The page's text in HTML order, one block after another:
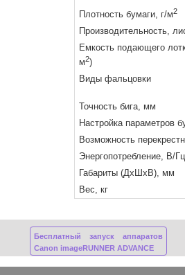
Плотность бумаги, г/м2
Производительность,
Емкость подающего
м2)
Виды фальцовки
Точность бига, мм
Настройка параметров
Возможность
Энергопотребление, В/
Габариты (ДхШхВ), мм
Вес, кг
Бесплатный запуск аппаратов
Canon imageRUNNER ADVANCE